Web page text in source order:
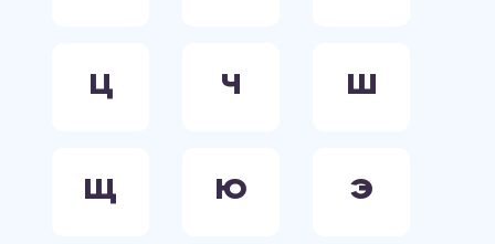
Ц Ч Ш
Щ Ю Э